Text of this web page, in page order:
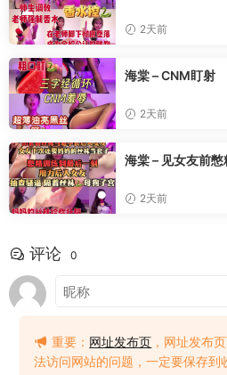
2天前
海棠 – CNM盯射
2天前
海棠 – 见女友前
2天前
评论 0
重要： 网址发布页 ，网址发布
法访问网站的问题，一定要保存到